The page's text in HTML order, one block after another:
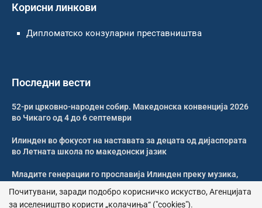
Корисни линкови
Дипломатско конзуларни преставништва
Последни вести
52-ри црковно-народен собир. Македонска конвенција 2026
во Чикаго од 4 до 6 септември
Илинден во фокусот на наставата за децата од дијаспората
во Летната школа по македонски јазик
Младите генерации го прославија Илинден преку музика,
Почитувани, заради подобро корисничко искуство, Агенцијата
за иселеништво користи „колачиња“ ("cookies").